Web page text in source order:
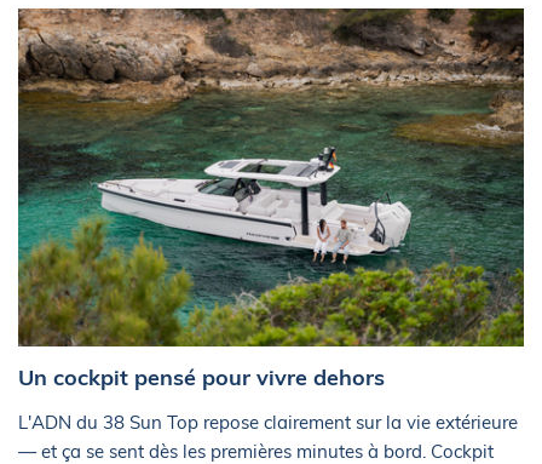
Un cockpit pensé pour vivre dehors
L'ADN du 38 Sun Top repose clairement sur la vie extérieure
— et ça se sent dès les premières minutes à bord. Cockpit